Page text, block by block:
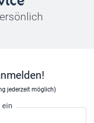
jederzeit möglich)
ein